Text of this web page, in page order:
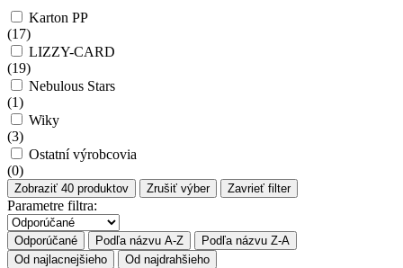
Karton PP
(17)
LIZZY-CARD
(19)
Nebulous Stars
(1)
Wiky
(3)
Ostatní výrobcovia
(0)
Zobraziť 40 produktov Zrušiť výber Zavrieť filter
Parametre filtra:
Odporúčané Podľa názvu A-Z
Podľa názvu Z-A
Od najlacnejšieho
Od najdrahšieho